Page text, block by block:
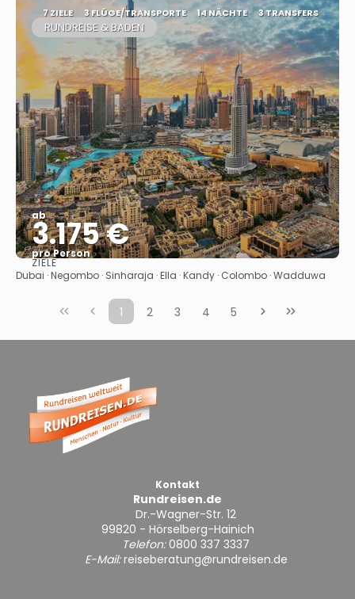
7 ZIELE 3 FLÜGE/TRANSPORTE 14 NÄCHTE 3 TRANSFERS
RUNDREISE & BADEN
ab
3.175 €
pro Person
Sehen
ZIELE
Dubai · Negombo · Sinharaja · Ella · Kandy · Colombo · Wadduwa
1 2 3 4 5
Kontakt
Rundreisen.de
Dr.-Wagner-Str. 12
99820 - Hörselberg-Hainich
Telefon:0800 337 3337
E-Mail:reiseberatung@rundreisen.de